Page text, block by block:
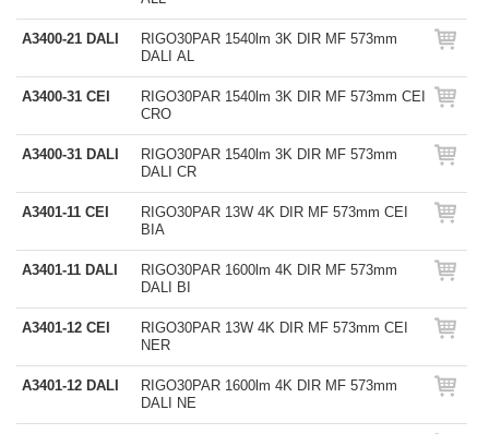
A3400-21 DALI
RIGO30PAR 1540lm 3K DIR MF 573mm
DALI AL
A3400-31 CEI
RIGO30PAR 1540lm 3K DIR MF 573mm CEI
CRO
A3400-31 DALI
RIGO30PAR 1540lm 3K DIR MF 573mm
DALI CR
A3401-11 CEI
RIGO30PAR 13W 4K DIR MF 573mm CEI
BIA
A3401-11 DALI
RIGO30PAR 1600lm 4K DIR MF 573mm
DALI BI
A3401-12 CEI
RIGO30PAR 13W 4K DIR MF 573mm CEI
NER
A3401-12 DALI
RIGO30PAR 1600lm 4K DIR MF 573mm
DALI NE